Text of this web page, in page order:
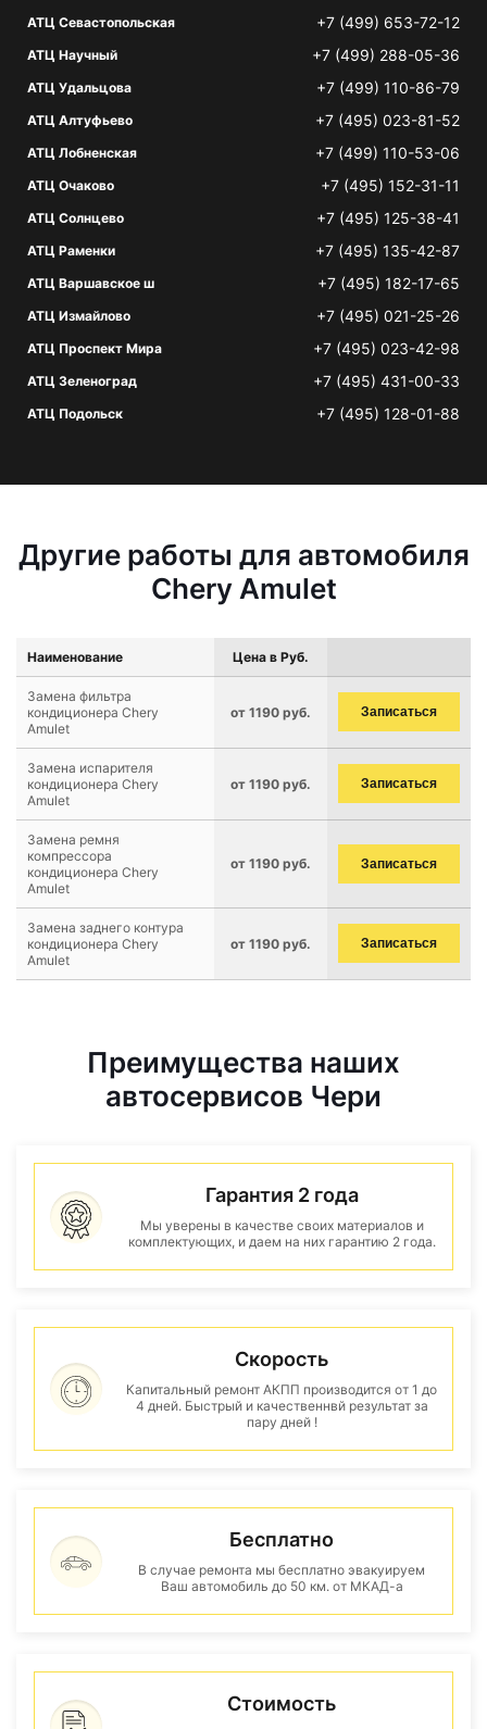
АТЦ Севастопольская +7 (499) 653-72-12
АТЦ Научный +7 (499) 288-05-36
АТЦ Удальцова +7 (499) 110-86-79
АТЦ Алтуфьево +7 (495) 023-81-52
АТЦ Лобненская +7 (499) 110-53-06
АТЦ Очаково +7 (495) 152-31-11
АТЦ Солнцево +7 (495) 125-38-41
АТЦ Раменки +7 (495) 135-42-87
АТЦ Варшавское ш +7 (495) 182-17-65
АТЦ Измайлово +7 (495) 021-25-26
АТЦ Проспект Мира +7 (495) 023-42-98
АТЦ Зеленоград +7 (495) 431-00-33
АТЦ Подольск +7 (495) 128-01-88
Другие работы для автомобиля
Chery Amulet
Наименование Цена в Руб.
Замена фильтра
кондиционера Chery
Amulet
от 1190 руб. Записаться
Замена испарителя
кондиционера Chery
Amulet
от 1190 руб. Записаться
Замена ремня
компрессора
кондиционера Chery
Amulet
от 1190 руб. Записаться
Замена заднего контура
кондиционера Chery
Amulet
от 1190 руб. Записаться
Преимущества наших
автосервисов Чери
Гарантия 2 года
Мы уверены в качестве своих материалов и
комплектующих, и даем на них гарантию 2 года.
Скорость
Капитальный ремонт АКПП производится от 1 до
4 дней. Быстрый и качественнвй результат за
пару дней !
Бесплатно
В случае ремонта мы бесплатно эвакуируем
Ваш автомобиль до 50 км. от МКАД-а
Стоимость